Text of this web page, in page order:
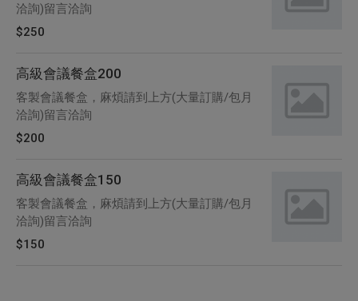
洽詢)留言洽詢
$250
高級會議餐盒200
客製會議餐盒，麻煩請到上方(大量訂購/包月
洽詢)留言洽詢
$200
高級會議餐盒150
客製會議餐盒，麻煩請到上方(大量訂購/包月
洽詢)留言洽詢
$150